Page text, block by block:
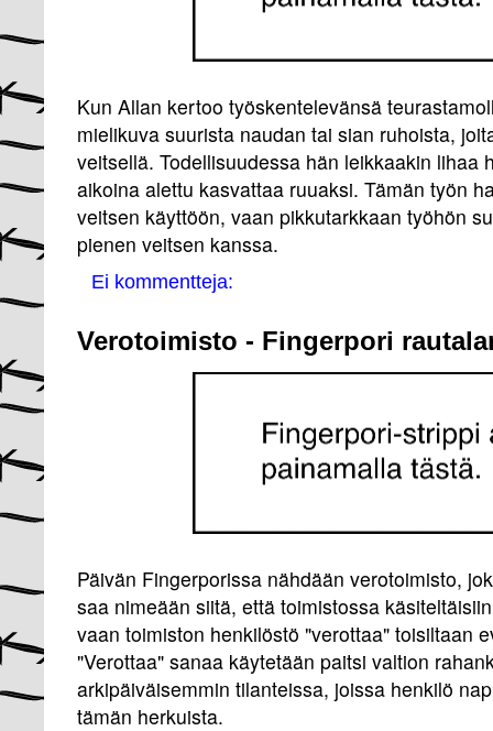
Kun Allan kertoo työskentelevänsä
mielikuva suurista naudan tai sian ruhoista,
veitsellä. Todellisuudessa hän leikkaakin lihaa
aikoina alettu kasvattaa ruuaksi. Tämän työn
veitsen käyttöön, vaan pikkutarkkaan työhön
pienen veitsen kanssa.
Ei kommentteja:
Verotoimisto - Fingerpori
Päivän Fingerporissa nähdään verotoimisto,
saa nimeään siitä, että toimistossa
vaan toimiston henkilöstö "verottaa" toisiltaan
"Verottaa" sanaa käytetään paitsi valtion
arkipäiväisemmin tilanteissa, joissa henkilö
tämän herkuista.